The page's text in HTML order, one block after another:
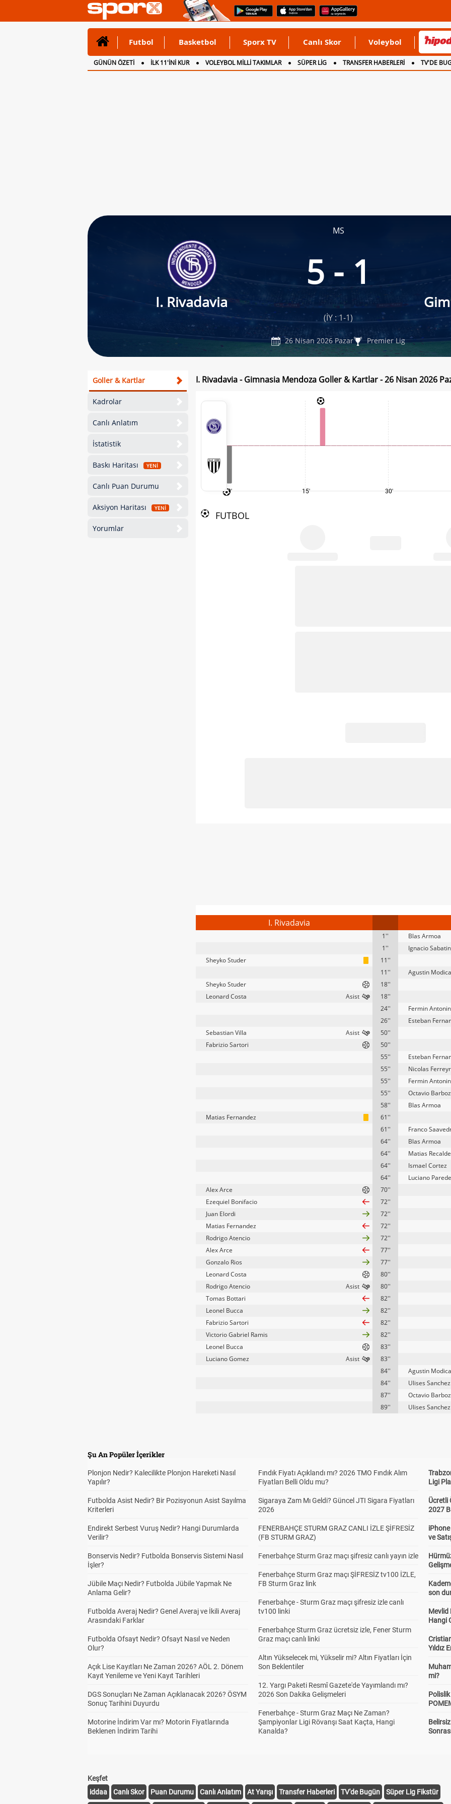
Futbol Basketbol Sporx TV Canlı Skor Voleybol
GÜNÜN ÖZETİ İLK 11'İNİ KUR VOLEYBOL MİLLİ TAKIMLAR SÜPER LİG TRANSFER HABERLERİ TV'DE
CANLI ANLATIM
İNGİLTERE
MS
I. Rivadavia
5 - 1
(İY : 1-1)
26 Nisan 2026 Pazar Premier Lig
Goller & Kartlar
Kadrolar
Canlı Anlatım
İstatistik
Baskı Haritası YENİ
Canlı Puan Durumu
Aksiyon Haritası YENİ
Yorumlar
I. Rivadavia - Gimnasia Mendoza Goller & Kartlar - 26 Nisan 2026
0' 15' 30'
FUTBOL
I. Rivadavia
1''
Blas Armoa
1''
Ignacio
Sheyko Studer
11''
11''
Agustin Modica
Sheyko Studer
18''
Leonard Costa
18''
24''
Fermin
26''
Esteban
Sebastian Villa
50''
Fabrizio Sartori
50''
55''
Esteban
55''
Nicolas
55''
Fermin
55''
Octavio
58''
Blas Armoa
Matias Fernandez
61''
61''
Franco
64''
Blas Armoa
64''
Matias Recalde
64''
Ismael Cortez
64''
Luciano
Alex Arce
70''
Ezequiel Bonifacio
72''
Juan Elordi
72''
Matias Fernandez
72''
Rodrigo Atencio
72''
Alex Arce
77''
Gonzalo Rios
77''
Leonard Costa
80''
Rodrigo Atencio
80''
Tomas Bottari
82''
Leonel Bucca
82''
Fabrizio Sartori
82''
Victorio Gabriel Ramis
82''
Leonel Bucca
83''
Luciano Gomez
83''
84''
Agustin Modica
84''
Ulises Sanchez
87''
Octavio
89''
Ulises Sanchez
Şu An Popüler İçerikler
Plonjon Nedir? Kalecilikte Plonjon Hareketi Nasıl
Yapılır?
Futbolda Asist Nedir? Bir Pozisyonun Asist Sayılma
Kriterleri
Endirekt Serbest Vuruş Nedir? Hangi Durumlarda
Verilir?
Bonservis Nedir? Futbolda Bonservis Sistemi Nasıl
İşler?
Jübile Maçı Nedir? Futbolda Jübile Yapmak Ne
Anlama Gelir?
Futbolda Averaj Nedir? Genel Averaj ve İkili Averaj
Arasındaki Farklar
Futbolda Ofsayt Nedir? Ofsayt Nasıl ve Neden
Olur?
Açık Lise Kayıtları Ne Zaman 2026? AÖL 2. Dönem
Kayıt Yenileme ve Yeni Kayıt Tarihleri
DGS Sonuçları Ne Zaman Açıklanacak 2026? ÖSYM
Sonuç Tarihini Duyurdu
Motorine İndirim Var mı? Motorin Fiyatlarında
Beklenen İndirim Tarihi
Fındık Fiyatı Açıklandı mı? 2026 TMO Fındık Alım
Fiyatları Belli Oldu mu?
Sigaraya Zam Mı Geldi? Güncel JTI Sigara Fiyatları
2026
FENERBAHÇE STURM GRAZ CANLI İZLE ŞİFRESİZ
(FB STURM GRAZ)
Fenerbahçe Sturm Graz maçı şifresiz canlı yayın izle
Fenerbahçe Sturm Graz maçı ŞİFRESİZ tv100 İZLE,
FB Sturm Graz link
Fenerbahçe - Sturm Graz maçı şifresiz izle canlı
tv100 linki
Fenerbahçe Sturm Graz ücretsiz izle, Fener Sturm
Graz maçı canlı linki
Altın Yükselecek mi, Yükselir mi? Altın Fiyatları İçin
Son Beklentiler
12. Yargı Paketi Resmî Gazete'de Yayımlandı mı?
2026 Son Dakika Gelişmeleri
Fenerbahçe - Sturm Graz Maçı Ne Zaman?
Şampiyonlar Ligi Rövanşı Saat Kaçta, Hangi
Kanalda?
Ligi
Ücretli
2027
iPhone
ve
son
Mevlid
Hangi
Yıldız
mi?
Keşfet
iddaa
Canlı Skor Puan Durumu Canlı Anlatım At Yarışı Transfer Haberleri TV'de Bugün Süper Lig Fikstür